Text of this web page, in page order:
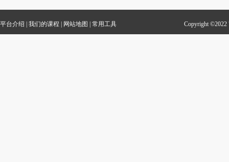
平台介绍 | 我们的课程 | 网站地图 | 常用工具 Copyright